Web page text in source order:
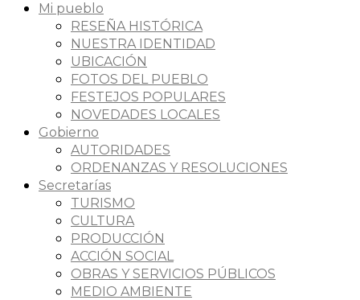
Mi pueblo
RESEÑA HISTÓRICA
NUESTRA IDENTIDAD
UBICACIÓN
FOTOS DEL PUEBLO
FESTEJOS POPULARES
NOVEDADES LOCALES
Gobierno
AUTORIDADES
ORDENANZAS Y RESOLUCIONES
Secretarías
TURISMO
CULTURA
PRODUCCIÓN
ACCIÓN SOCIAL
OBRAS Y SERVICIOS PÚBLICOS
MEDIO AMBIENTE